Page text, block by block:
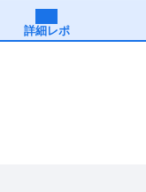
詳細レポ